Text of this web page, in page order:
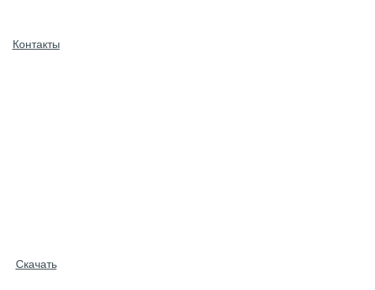
Контакты
Скачать